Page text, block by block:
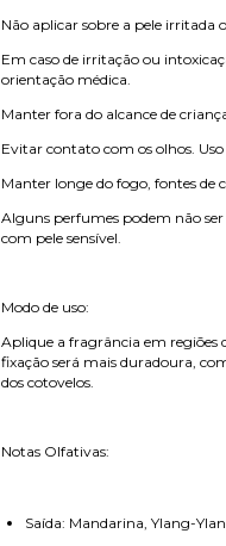
Não aplicar sobre a pele irritada
Em caso de irritação ou
orientação médica.
Manter fora do alcance de
Evitar contato com os olhos.
Manter longe do fogo, fontes de
Alguns perfumes podem não ser
com pele sensível.
Modo de uso:
Aplique a fragrância em regiões
fixação será mais duradoura,
dos cotovelos.
Notas Olfativas:
Saída: Mandarina, Ylang-